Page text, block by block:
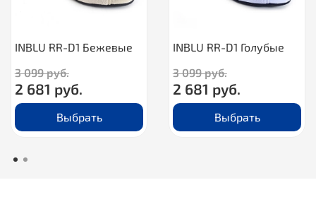
INBLU RR-D1 Бежевые
3 099 руб.
2 681 руб.
Выбрать
INBLU RR-D1 Голубые
3 099 руб.
2 681 руб.
Выбрать